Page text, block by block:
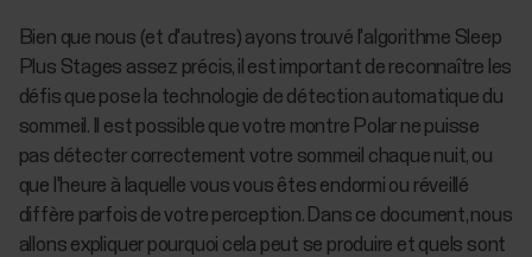
Bien que nous (et d'autres) ayons trouvé l'algorithme Sleep
Plus Stages assez précis, il est important de reconnaître les
défis que pose la technologie de détection automatique du
sommeil. Il est possible que votre montre Polar ne puisse
pas détecter correctement votre sommeil chaque nuit, ou
que l'heure à laquelle vous vous êtes endormi ou réveillé
diffère parfois de votre perception. Dans ce document, nous
allons expliquer pourquoi cela peut se produire et quels sont